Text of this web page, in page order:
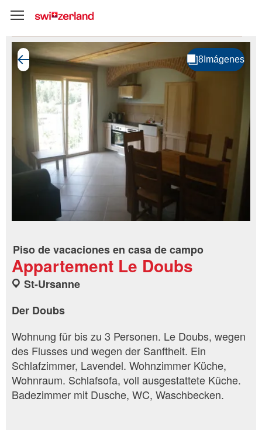
Piso de vacaciones en casa de campo
Appartement Le Doubs
St-Ursanne
Der Doubs
Wohnung für bis zu 3 Personen. Le Doubs, wegen
des Flusses und wegen der Sanftheit. Ein
Schlafzimmer, Lavendel. Wohnzimmer Küche,
Wohnraum. Schlafsofa, voll ausgestattete Küche.
Badezimmer mit Dusche, WC, Waschbecken.